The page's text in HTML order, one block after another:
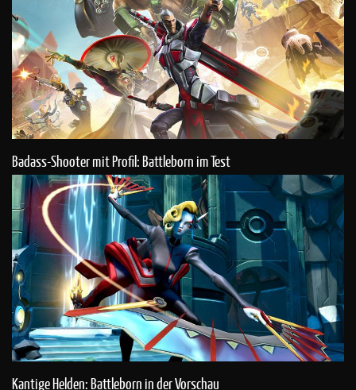
Badass-Shooter mit Profil: Battleborn im Test
Kantige Helden: Battleborn in der Vorschau